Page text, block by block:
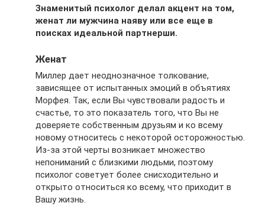
Знаменитый психолог делал акцент на том,
женат ли мужчина наяву или все еще в
поисках идеальной партнерши.
Женат
Миллер дает неоднозначное толкование,
зависящее от испытанных эмоций в объятиях
Морфея. Так, если Вы чувствовали радость и
счастье, то это показатель того, что Вы не
доверяете собственным друзьям и ко всему
новому относитесь с некоторой осторожностью.
Из-за этой черты возникает множество
непониманий с близкими людьми, поэтому
психолог советует более снисходительно и
открыто относиться ко всему, что приходит в
Вашу жизнь.